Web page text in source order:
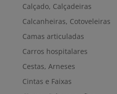
Calçado, Calçadeiras
Calcanheiras, Cotoveleiras
Camas articuladas
Carros hospitalares
Cestas, Arneses
Cintas e Faixas